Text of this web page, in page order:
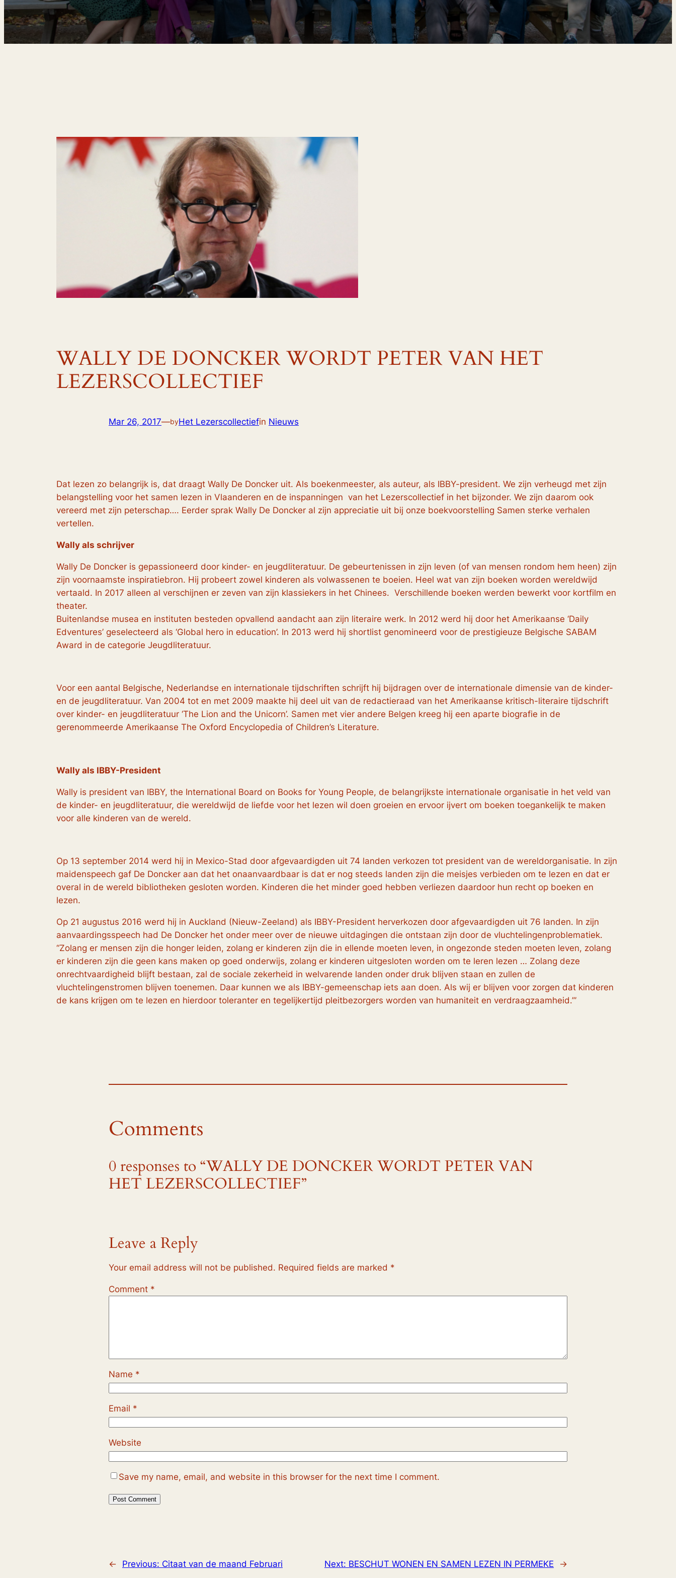
WALLY DE DONCKER WORDT PETER VAN HET
LEZERSCOLLECTIEF
Mar 26, 2017—byHet Lezerscollectiefin Nieuws
Dat lezen zo belangrijk is, dat draagt Wally De Doncker uit. Als boekenmeester, als auteur, als IBBY-president. We zijn verheugd met zijn
belangstelling voor het samen lezen in Vlaanderen en de inspanningen van het Lezerscollectief in het bijzonder. We zijn daarom ook
vereerd met zijn peterschap…. Eerder sprak Wally De Doncker al zijn appreciatie uit bij onze boekvoorstelling Samen sterke verhalen
vertellen.
Wally als schrijver
Wally De Doncker is gepassioneerd door kinder- en jeugdliteratuur. De gebeurtenissen in zijn leven (of van mensen rondom hem heen) zijn
zijn voornaamste inspiratiebron. Hij probeert zowel kinderen als volwassenen te boeien. Heel wat van zijn boeken worden wereldwijd
vertaald. In 2017 alleen al verschijnen er zeven van zijn klassiekers in het Chinees. Verschillende boeken werden bewerkt voor kortfilm en
theater.
Buitenlandse musea en instituten besteden opvallend aandacht aan zijn literaire werk. In 2012 werd hij door het Amerikaanse ‘Daily
Edventures’ geselecteerd als ‘Global hero in education’. In 2013 werd hij shortlist genomineerd voor de prestigieuze Belgische SABAM
Award in de categorie Jeugdliteratuur.
Voor een aantal Belgische, Nederlandse en internationale tijdschriften schrijft hij bijdragen over de internationale dimensie van de kinder-
en de jeugdliteratuur. Van 2004 tot en met 2009 maakte hij deel uit van de redactieraad van het Amerikaanse kritisch-literaire tijdschrift
over kinder- en jeugdliteratuur ‘The Lion and the Unicorn’. Samen met vier andere Belgen kreeg hij een aparte biografie in de
gerenommeerde Amerikaanse The Oxford Encyclopedia of Children’s Literature.
Wally als IBBY-President
Wally is president van IBBY, the International Board on Books for Young People, de belangrijkste internationale organisatie in het veld van
de kinder- en jeugdliteratuur, die wereldwijd de liefde voor het lezen wil doen groeien en ervoor ijvert om boeken toegankelijk te maken
voor alle kinderen van de wereld.
Op 13 september 2014 werd hij in Mexico-Stad door afgevaardigden uit 74 landen verkozen tot president van de wereldorganisatie. In zijn
maidenspeech gaf De Doncker aan dat het onaanvaardbaar is dat er nog steeds landen zijn die meisjes verbieden om te lezen en dat er
overal in de wereld bibliotheken gesloten worden. Kinderen die het minder goed hebben verliezen daardoor hun recht op boeken en
lezen.
Op 21 augustus 2016 werd hij in Auckland (Nieuw-Zeeland) als IBBY-President herverkozen door afgevaardigden uit 76 landen. In zijn
aanvaardingsspeech had De Doncker het onder meer over de nieuwe uitdagingen die ontstaan zijn door de vluchtelingenproblematiek.
“Zolang er mensen zijn die honger leiden, zolang er kinderen zijn die in ellende moeten leven, in ongezonde steden moeten leven, zolang
er kinderen zijn die geen kans maken op goed onderwijs, zolang er kinderen uitgesloten worden om te leren lezen … Zolang deze
onrechtvaardigheid blijft bestaan, zal de sociale zekerheid in welvarende landen onder druk blijven staan en zullen de
vluchtelingenstromen blijven toenemen. Daar kunnen we als IBBY-gemeenschap iets aan doen. Als wij er blijven voor zorgen dat kinderen
de kans krijgen om te lezen en hierdoor toleranter en tegelijkertijd pleitbezorgers worden van humaniteit en verdraagzaamheid.’”
Comments
0 responses to “WALLY DE DONCKER WORDT PETER VAN
HET LEZERSCOLLECTIEF”
Leave a Reply
Your email address will not be published. Required fields are marked *
Comment *
Name *
Email *
Website
Save my name, email, and website in this browser for the next time I comment.
← Previous: Citaat van de maand Februari Next: BESCHUT WONEN EN SAMEN LEZEN IN PERMEKE →